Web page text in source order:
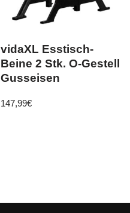
vidaXL Esstisch-
Beine 2 Stk. O-Gestell
Gusseisen
147,99€